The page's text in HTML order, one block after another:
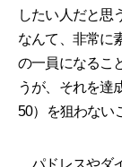
したい人だと思
なんて、非常に
の一員になるこ
うが、それを達
50）を狙わない